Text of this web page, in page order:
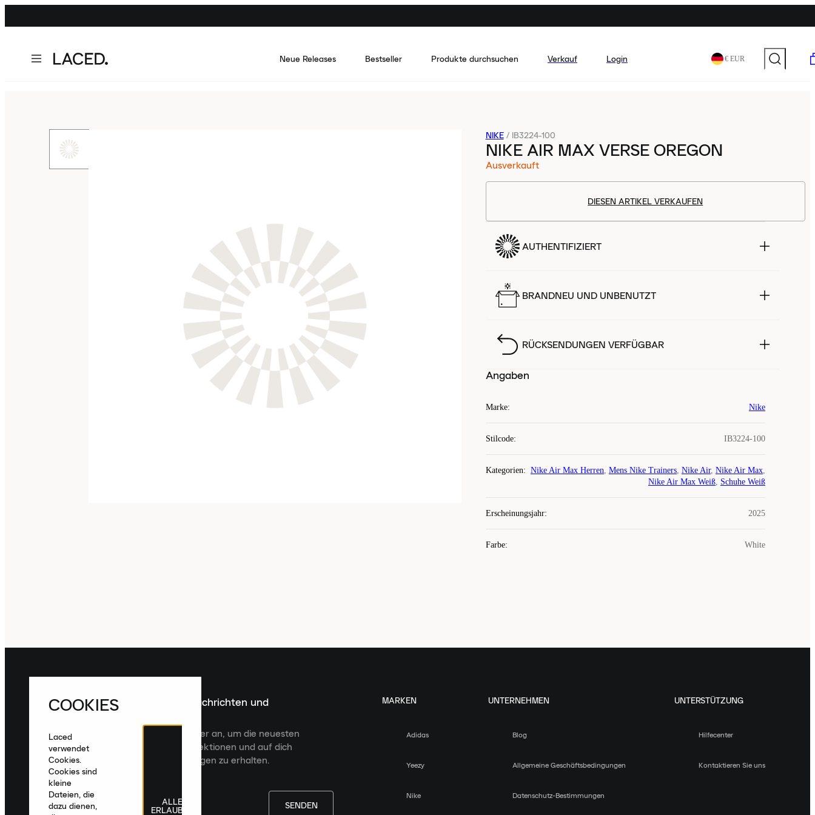
Neue Releases Bestseller Produkte durchsuchen Verkauf Login € EUR
NIKE / IB3224-100
NIKE AIR MAX VERSE OREGON
Ausverkauft
DIESEN ARTIKEL VERKAUFEN
AUTHENTIFIZIERT
BRANDNEU UND UNBENUTZT
RÜCKSENDUNGEN VERFÜGBAR
Angaben
Marke: Nike
Stilcode: IB3224-100
Kategorien: Nike Air Max Herren, Mens Nike Trainers, Nike Air, Nike Air Max,
Nike Air Max Weiß, Schuhe Weiß
Erscheinungsjahr: 2025
Farbe: White
Melde dich für die neuesten Nachrichten und
Veröffentlichungen an
Melde dich für den Laced Newsletter an, um die neuesten
Veröffentlichungen, kuratierte Kollektionen und auf dich
zugeschnittene Produktempfehlungen zu erhalten.
SENDEN
MARKEN
Adidas
Yeezy
Nike
UNTERNEHMEN
Blog
Allgemeine Geschäftsbedingungen
Datenschutz-Bestimmungen
UNTERSTÜTZUNG
Hilfecenter
Kontaktieren Sie uns
COOKIES
Laced
verwendet
Cookies.
Cookies sind
kleine
Dateien, die
dazu dienen,
ALLE
ERLAUBEN